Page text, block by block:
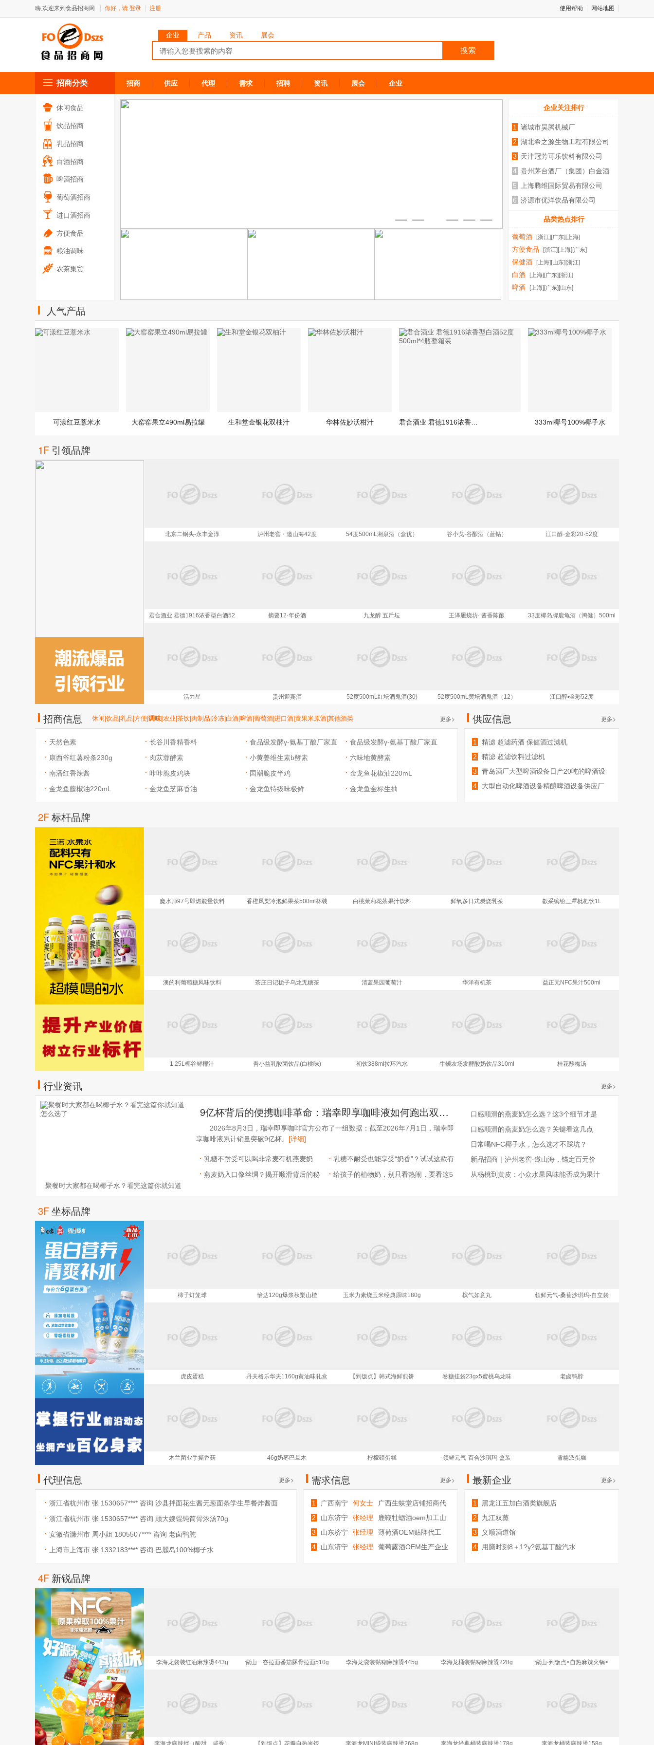
使用帮助 网站地图
嗨,欢迎来到食品招商网 你好，请 登录 注册
企业 产品 资讯 展会
招商分类 招商 供应 代理 需求 招聘 资讯 展会 企业
休闲食品
饮品招商
乳品招商
白酒招商
啤酒招商
葡萄酒招商
进口酒招商
方便食品
粮油调味
农茶集贸
企业关注排行
1
诸城市昊腾机械厂
2 湖北希之源生物工程有限公司
3
天津冠芳可乐饮料有限公司
4 贵州茅台酒厂（集团）白金酒
5
上海腾维国际贸易有限公司
6 济源市优洋饮品有限公司
品类热点排行
葡萄酒 [浙江][广东][上海]
方便食品 [浙江][上海][广东]
保健酒 [上海][山东][浙江]
白酒 [上海][广东][浙江]
啤酒 [上海][广东][山东]
食品招商网 — 专业的食品行业招商代理平台
人气产品
可漾红豆薏米水 大窑窑果立490ml易拉罐 生和堂金银花双柚汁 华林佐妙沃柑汁 333ml椰号100%椰子水
1F 引领品牌
北京二锅头-永丰金淳 泸州老窖・邀山海42度
54度500mL湘泉酒（盒优）
谷小戈·谷酿酒（蓝钻） 江口醇·金彩20·52度
君合酒业 君德1916浓香型白酒52
摘要12·年份酒 九龙醉 五斤坛 王泽履烧坊· 酱香陈酿 33度椰岛牌鹿龟酒（鸿健）500ml
活力星 贵州迎宾酒 52度500mL红坛酒鬼酒(30) 52度500mL黄坛酒鬼酒（12） 江口醇▪金彩52度
招商信息 休闲| 饮品| 乳品| 方便| 调味| 农业| 茶饮| 肉制品| 冷冻| 白酒| 啤酒| 葡萄酒| 进口酒| 黄果米原酒| 其他酒类 更多>
天然色素 长谷川香精香料
食品级发酵γ-氨基丁酸厂家直
销
食品级发酵γ-氨基丁酸厂家直
销
康西爷红薯粉条230g 肉苁蓉酵素 小黄姜维生素b酵素
六味地黄酵素
南潘红香辣酱
咔咔脆皮鸡块 国潮脆皮半鸡
金龙鱼花椒油220mL
金龙鱼藤椒油220mL
金龙鱼芝麻香油 金龙鱼特级味极鲜 金龙鱼金标生抽
供应信息 更多>
1
精滤 超滤药酒 保健酒过滤机
2
精滤 超滤饮料过滤机
3
青岛酒厂大型啤酒设备日产20吨的啤酒设
4
大型自动化啤酒设备精酿啤酒设备供应厂
2F标杆品牌
魔水师97号即燃能量饮料 香橙凤梨冷泡鲜果茶500ml杯装 白桃茉莉花茶果汁饮料 歙采缤纷三潭枇杷饮1L
澳的利葡萄糖风味饮料 茶庄日记栀子乌龙无糖茶 华洋有机茶 益正元NFC果汁500ml
1.25L椰谷鲜椰汁 吾小益乳酸菌饮品(白桃味) 初饮388ml拉环汽水 牛顿农场发酵酸奶饮品310ml 桂花酸梅汤
行业资讯 更多>
聚餐时大家都在喝椰子水？看完这篇你就知道
9亿杯背后的便携咖啡革命：瑞幸即享咖啡液如何跑出双位数高增长？
2026年8月3日，瑞幸即享咖啡官方公布了一组数据：截至2026年7月1日，瑞幸即
享咖啡液累计销量突破9亿杯。 [详细]
乳糖不耐受可以喝非常麦有机燕麦奶
吗？
乳糖不耐受也能享受“奶香”？试试这款有
机燕麦奶
燕麦奶入口像丝绸？揭开顺滑背后的秘
给孩子的植物奶，别只看热闹，要看这5
口感顺滑的燕麦奶怎么选？这3个细节才是
口感顺滑的燕麦奶怎么选？关键看这几点
日常喝NFC椰子水，怎么选才不踩坑？
新品招商｜泸州老窖·邀山海，锚定百元价
从杨桃到黄皮：小众水果风味能否成为果汁
3F坐标品牌
柿子灯笼球 怡达120g爆浆秋梨山楂 槟气如意丸 领鲜元气-桑葚沙琪玛-自立袋
虎皮蛋糕 丹夫格乐华夫1160g黄油味礼盒 【到饭点】韩式海鲜煎饼 卷糖挂袋23gx5蜜桃乌龙味
老卤鸭脖
46g奶枣巴旦木 柠檬磅蛋糕 领鲜元气-百合沙琪玛-盒装
代理信息 更多>
浙江省杭州市 张 1530657**** 咨询 沙县拌面花生酱无葱面条学生早餐炸酱面
福建特产速食面方便面桶装
浙江省杭州市 张 1530657**** 咨询 顾大嫂馄饨筒骨浓汤70g
安徽省滁州市 周小姐 1805507**** 咨询 老卤鸭肫
上海市上海市 张 1332183**** 咨询 巴麗岛100%椰子水
最新企业 更多>
1
黑龙江五加白酒类旗舰店
2
九江双蒸
3
义顺酒道馆
4
用脑时刻8＋1?γ?氨基丁酸汽水
需求信息 更多>
1 广西南宁 何女士
广西生蚨堂店铺招商代
2
山东济宁 张经理
鹿鞭牡蛎酒oem加工山
3
山东济宁 张经理
薄荷酒OEM贴牌代工
4
山东济宁 张经理
葡萄露酒OEM生产企业
4F 新锐品牌
李海龙袋装红油麻辣烫443g 紫山一夻拉面番茄豚骨拉面510g 李海龙袋装黏糊麻辣烫445g 李海龙桶装黏糊麻辣烫228g 紫山·到饭点<自热麻辣火锅>
李海龙麻辣拌（酸甜、咸香） 【到饭点】花瓣自热米饭 李海龙MINI袋装麻辣烫268g 李海龙经典桶装麻辣烫178g 李海龙桶装麻辣烫158g